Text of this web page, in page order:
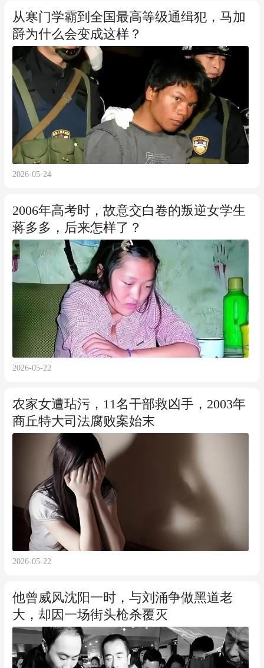
从寒门学霸到全国最高等级通缉犯，马加
爵为什么会变成这样？
2026-05-24
2006年高考时，故意交白卷的叛逆女学生
蒋多多，后来怎样了？
2026-05-22
农家女遭玷污，11名干部救凶手，2003年
商丘特大司法腐败案始末
2026-05-22
他曾威风沈阳一时，与刘涌争做黑道老
大，却因一场街头枪杀覆灭